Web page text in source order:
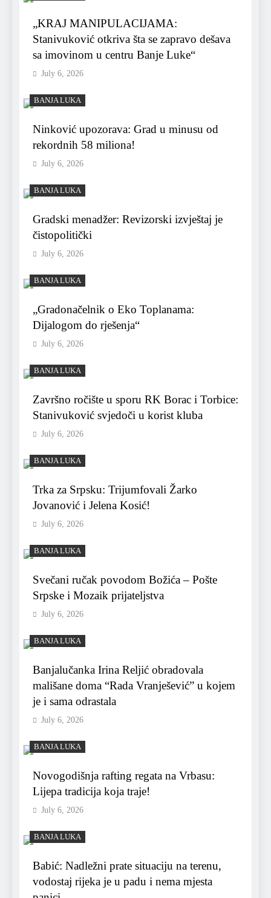
„KRAJ MANIPULACIJAMA:
Stanivuković otkriva šta se zapravo dešava
sa imovinom u centru Banje Luke“
July 6, 2026
BANJA LUKA
Ninković upozorava: Grad u minusu od
rekordnih 58 miliona!
July 6, 2026
BANJA LUKA
Gradski menadžer: Revizorski izvještaj je
čistopolitički
July 6, 2026
BANJA LUKA
„Gradonačelnik o Eko Toplanama:
Dijalogom do rješenja“
July 6, 2026
BANJA LUKA
Završno ročište u sporu RK Borac i Torbice:
Stanivuković svjedoči u korist kluba
July 6, 2026
BANJA LUKA
Trka za Srpsku: Trijumfovali Žarko
Jovanović i Jelena Kosić!
July 6, 2026
BANJA LUKA
Svečani ručak povodom Božića – Pošte
Srpske i Mozaik prijateljstva
July 6, 2026
BANJA LUKA
Banjalučanka Irina Reljić obradovala
mališane doma “Rada Vranješević” u kojem
je i sama odrastala
July 6, 2026
BANJA LUKA
Novogodišnja rafting regata na Vrbasu:
Lijepa tradicija koja traje!
July 6, 2026
BANJA LUKA
Babić: Nadležni prate situaciju na terenu,
vodostaj rijeka je u padu i nema mjesta